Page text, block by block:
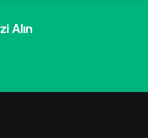
Alın